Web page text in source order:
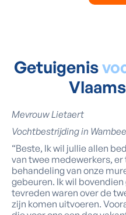
Getuigenis
Mevrouw Lietaert
Vochtbestrijding in
“Beste, Ik wil jullie allen
van twee medewerkers,
behandeling van onze
gebeuren. Ik wil
tevreden waren over de
zijn komen uitvoeren.